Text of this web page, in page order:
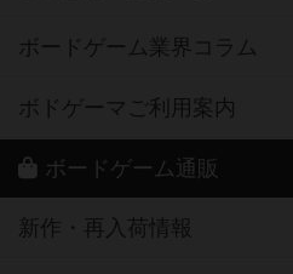
ボードゲーム業界コラム
ボドゲーマご利用案内
ボードゲーム通販
新作・再入荷情報